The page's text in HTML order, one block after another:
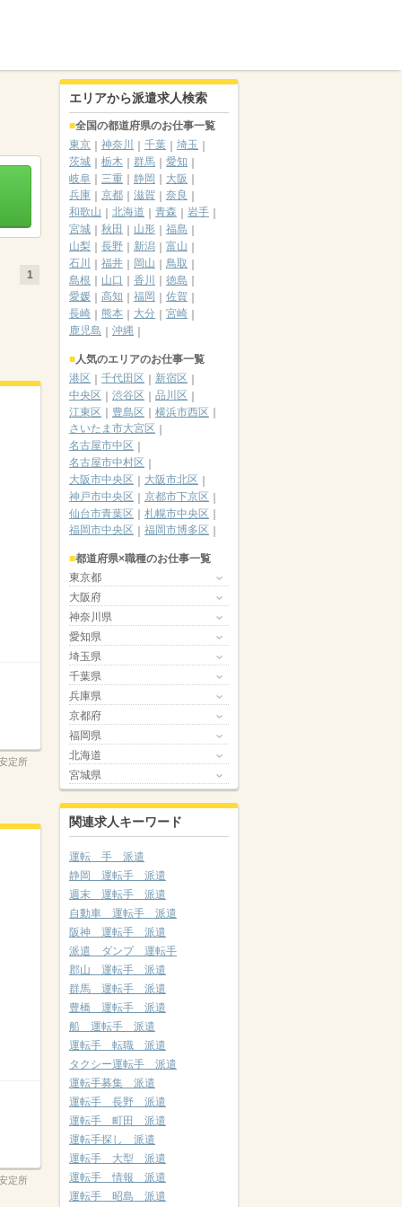
1
定所
定所
エリアから派遣求人検索
全国の都道府県のお仕事一覧
東京
神奈川 千葉
埼玉
茨城
栃木 群馬
愛知
岐阜
三重 静岡
大阪
兵庫
京都 滋賀
奈良
和歌山
北海道 青森
岩手
宮城
秋田 山形
福島
山梨
長野 新潟
富山
石川
福井 岡山
鳥取
島根
山口 香川
徳島
愛媛
高知 福岡
佐賀
長崎
熊本 大分
宮崎
鹿児島
沖縄
人気のエリアのお仕事一覧
港区
千代田区
新宿区
中央区
渋谷区
品川区
江東区
豊島区
横浜市西区
さいたま市大宮区
名古屋市中区
名古屋市中村区
大阪市中央区
大阪市北区
神戸市中央区
京都市下京区
仙台市青葉区
札幌市中央区
福岡市中央区
福岡市博多区
都道府県×職種のお仕事一覧
東京都
大阪府
神奈川県
愛知県
埼玉県
千葉県
兵庫県
京都府
福岡県
北海道
宮城県
関連求人キーワード
運転 手 派遣
静岡 運転手 派遣
週末 運転手 派遣
自動車 運転手 派遣
阪神 運転手 派遣
派遣 ダンプ 運転手
郡山 運転手 派遣
群馬 運転手 派遣
豊橋 運転手 派遣
船 運転手 派遣
運転手 転職 派遣
タクシー運転手 派遣
運転手募集 派遣
運転手 長野 派遣
運転手 町田 派遣
運転手探し 派遣
運転手 大型 派遣
運転手 情報 派遣
運転手 昭島 派遣